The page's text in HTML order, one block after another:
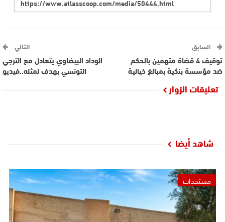
السابق
توقيف 4 قضاة متهمين بالحكم
ضد مؤسسة بنكية بمبالغ خيالية
التالي
الوداد البيضاوي يتعادل مع الترجي
التونسي بهدف لمثله..فيديو
تعليقات الزوار
شاهد أيضا
مستجدات